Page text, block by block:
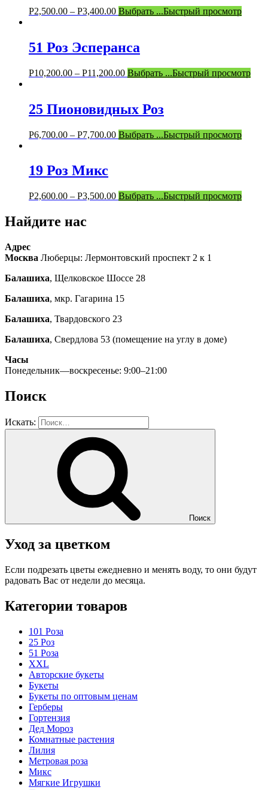
Р2,500.00 – Р3,400.00 Выбрать ...Быстрый просмотр
51 Роз Эсперанса
Р10,200.00 – Р11,200.00 Выбрать ...Быстрый просмотр
25 Пионовидных Роз
Р6,700.00 – Р7,700.00 Выбрать ...Быстрый просмотр
19 Роз Микс
Р2,600.00 – Р3,500.00 Выбрать ...Быстрый просмотр
Найдите нас
Адрес
Москва Люберцы: Лермонтовский проспект 2 к 1
Балашиха, Щелковское Шоссе 28
Балашиха, мкр. Гагарина 15
Балашиха, Твардовского 23
Балашиха, Свердлова 53 (помещение на углу в доме)
Часы
Понедельник—воскресенье: 9:00–21:00
Поиск
Искать:
Поиск
Уход за цветком
Если подрезать цветы ежедневно и менять воду, то они будут
радовать Вас от недели до месяца.
Категории товаров
101 Роза
25 Роз
51 Роза
XXL
Авторские букеты
Букеты
Букеты по оптовым ценам
Герберы
Гортензия
Дед Мороз
Комнатные растения
Лилия
Метровая роза
Микс
Мягкие Игрушки